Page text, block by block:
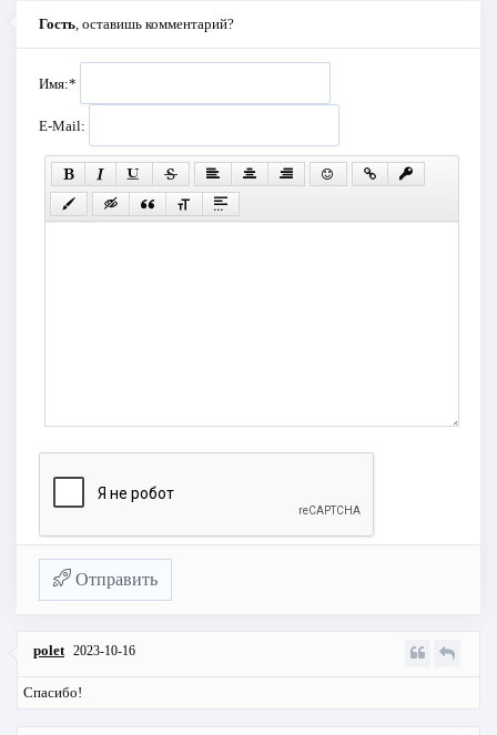
Гость , оставишь комментарий?
Имя:*
E-Mail:
Отправить
polet 2023-10-16
Спасибо!